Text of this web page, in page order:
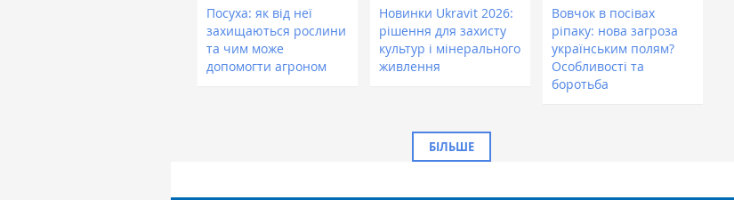
Посуха: як від неї
захищаються рослини
та чим може
допомогти агроном
Новинки Ukravit 2026:
рішення для захисту
культур і мінерального
живлення
Вовчок в посівах
ріпаку: нова загроза
українським полям?
Особливості та
боротьба
БІЛЬШЕ